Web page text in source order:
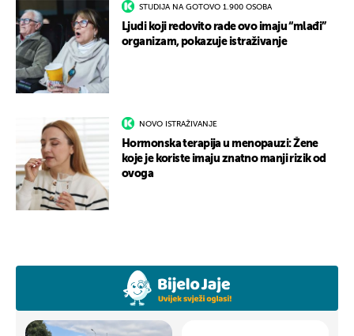
STUDIJA NA GOTOVO 1.900 OSOBA
Ljudi koji redovito rade ovo imaju “mlađi”
organizam, pokazuje istraživanje
NOVO ISTRAŽIVANJE
Hormonska terapija u menopauzi: Žene
koje je koriste imaju znatno manji rizik od
ovoga